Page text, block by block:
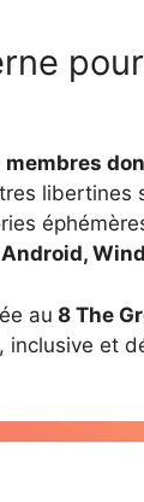
libertines
au 8 The
et